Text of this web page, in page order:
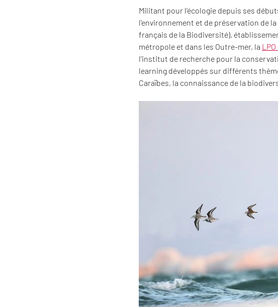
Militant pour l’écologie depuis ses
l’environnement et de préservation de
français de la Biodiversité),
métropole et dans les Outre-mer, la
l’institut de recherche pour la
learning développés sur différents
Caraïbes, la connaissance de la